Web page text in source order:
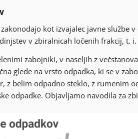
kot izvajalec javne službe
v zbiralnicah ločenih frakcij, t.
zabojniki, v naseljih z
glede na vrsto odpadka, ki se v
z belim odpadno steklo, z rumenim
odpadke. Objavljamo navodila za